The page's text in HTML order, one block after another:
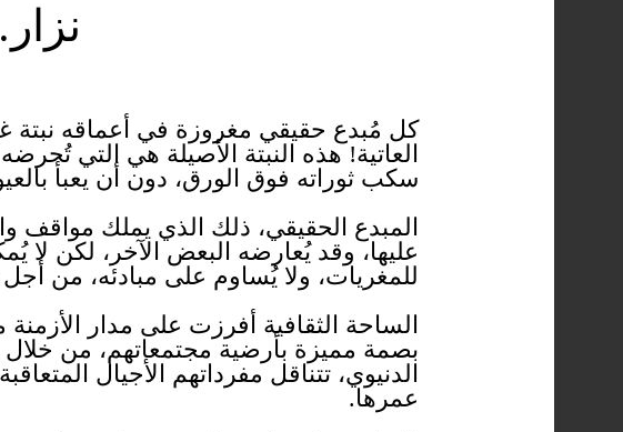
كل مُبدع حقيقي مغروزة في أعماقه نبتة
العاتية! هذه النبتة الأصيلة هي التي
سكب ثوراته فوق الورق، دون أن يعبأ
المبدع الحقيقي، ذلك الذي يملك مواقف
عليها، وقد يُعارضه البعض الآخر، لكن
للمغريات، ولا يُساوم على مبادئه، من
الساحة الثقافية أفرزت على مدار
بصمة مميزة بأرضية مجتمعاتهم، من
الدنيوي، تتناقل مفرداتهم الأجيال
عمرها.